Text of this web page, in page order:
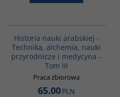
Historia nauki arabskiej -
Technika, alchemia, nauki
przyrodnicze i medycyna -
Tom III
Praca zbiorowa
65.00PLN